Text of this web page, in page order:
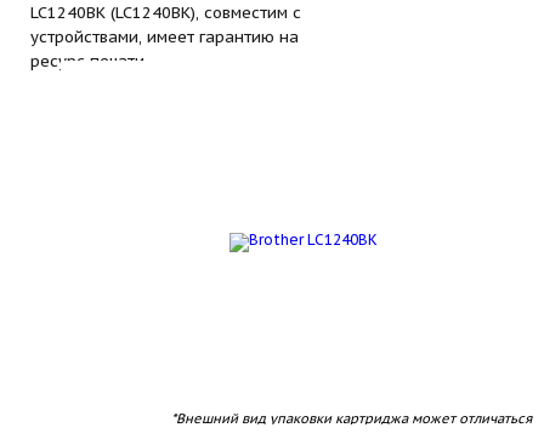
*Внешний вид упаковки картриджа может отличаться
LC1240BK (LC1240BK), совместим с
устройствами, имеет гарантию на
ресурс печати.